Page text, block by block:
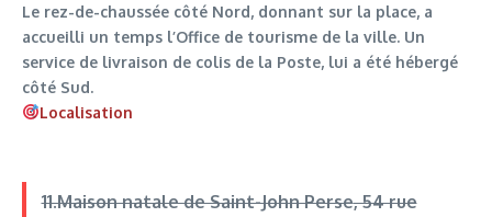
Le rez-de-chaussée côté Nord, donnant sur la place, a
accueilli un temps l’Office de tourisme de la ville. Un
service de livraison de colis de la Poste, lui a été hébergé
côté Sud.
Localisation
11.Maison natale de Saint-John Perse, 54 rue